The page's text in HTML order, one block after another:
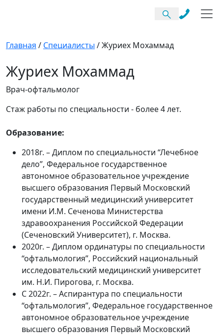
Главная / Специалисты /Журиех Мохаммад
Журиех Мохаммад
Врач-офтальмолог
Стаж работы по специальности - более 4 лет.
Образование:
2018г. – Диплом по специальности “Лечебное
дело”, Федеральное государственное
автономное образовательное учреждение
высшего образования Первый Московский
государственный медицинский университет
имени И.М. Сеченова Министерства
здравоохранения Российской Федерации
(Сеченовский Университет), г. Москва.
2020г. – Диплом ординатуры по специальности
“офтальмология”, Российский национальный
исследовательский медицинский университет
им. Н.И. Пирогова, г. Москва.
С 2022г. – Аспирантура по специальности
“офтальмология”, Федеральное государственное
автономное образовательное учреждение
высшего образования Первый Московский